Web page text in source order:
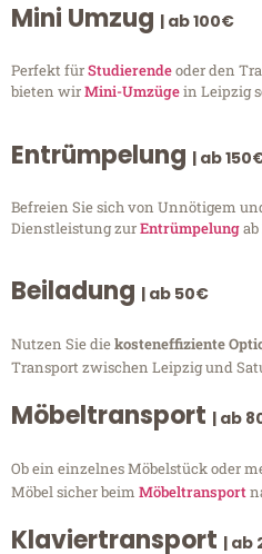
Mini Umzug | ab 100€
Perfekt fürStudierendeoder den
bieten wirMini-Umzügein Leipzig
Entrümpelung | ab
Befreien Sie sich von Unnötigem
Dienstleistung zurEntrümpelungab
Beiladung | ab 50€
Nutzen Sie diekosteneffiziente
Transport zwischen Leipzig und
Möbeltransport | ab
Ob ein einzelnes Möbelstück oder
Möbel sicher beim Möbeltransport
Klaviertransport | ab